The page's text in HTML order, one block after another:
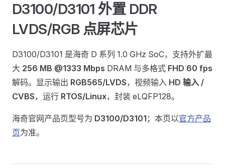
D3100/D3101 外置 DDR
LVDS/RGB 点屏芯片
D3100/D3101 是海奇 D 系列 1.0 GHz SoC，支持外扩最
大 256 MB @1333 Mbps DRAM 与多格式 FHD 60 fps
解码。显示输出 RGB565/LVDS，视频输入 HD 输入 /
CVBS，运行 RTOS/Linux，封装 eLQFP128。
海奇官网产品页型号为 D3100/D3101 ；本页以官方产品
页为准。